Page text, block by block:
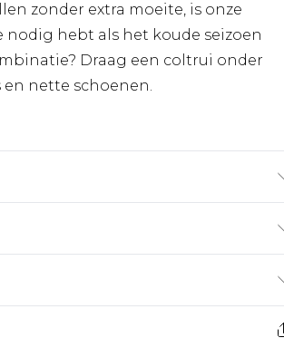
zonder extra moeite, is onze
hebt als het koude seizoen
Draag een coltrui onder
nette schoenen.
€7.99